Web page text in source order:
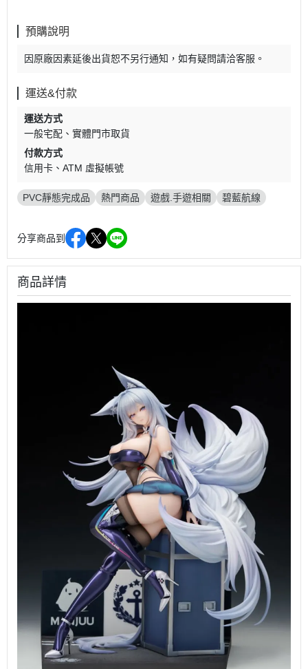
預購說明
因原廠因素延後出貨恕不另行通知，如有疑問請洽客服。
運送&付款
運送方式
一般宅配
實體門市取貨
付款方式
信用卡
ATM 虛擬帳號
PVC靜態完成品 熱門商品 遊戲.手遊相關 碧藍航線
分享商品到
商品詳情